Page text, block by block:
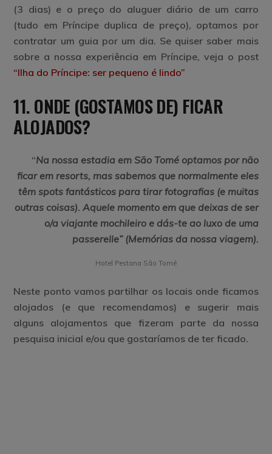
(3 dias) e o preço do aluguer diário de um carro
(tudo em Príncipe duplica de preço), optamos por
contratar um guia por um dia. Se quiser saber mais
sobre a nossa experiência em Príncipe, veja o post
“Ilha do Príncipe: ser pequeno é lindo”
11.ONDE (GOSTAMOS DE) FICAR
ALOJADOS?
“Na nossa estadia em São Tomé optamos por não
ficar em resorts, mas sabemos que normalmente eles
têm spots fantásticos para tirar fotografias (e muitas
outras coisas). Aquele momento em que deixas de ser
o/a viajante mochileiro e dás-te ao luxo de uma
passerelle” (Memórias da nossa viagem).
Hotel Pestana São Tomé
Neste ponto vamos partilhar os locais onde ficamos
alojados (e que recomendamos) e sugerir mais
alguns alojamentos que fizeram parte da nossa
pesquisa inicial e/ou que gostaríamos de ter ficado.